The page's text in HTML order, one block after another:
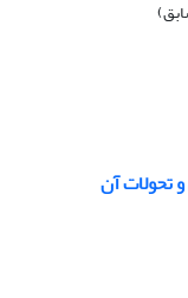
تحولات آن